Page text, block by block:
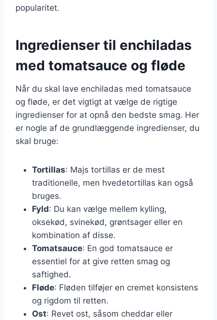
popularitet.
Ingredienser til enchiladas
med tomatsauce og fløde
Når du skal lave enchiladas med tomatsauce
og fløde, er det vigtigt at vælge de rigtige
ingredienser for at opnå den bedste smag. Her
er nogle af de grundlæggende ingredienser, du
skal bruge:
Tortillas: Majs tortillas er de mest
traditionelle, men hvedetortillas kan også
bruges.
Fyld: Du kan vælge mellem kylling,
oksekød, svinekød, grøntsager eller en
kombination af disse.
Tomatsauce: En god tomatsauce er
essentiel for at give retten smag og
saftighed.
Fløde: Fløden tilføjer en cremet konsistens
og rigdom til retten.
Ost: Revet ost, såsom cheddar eller